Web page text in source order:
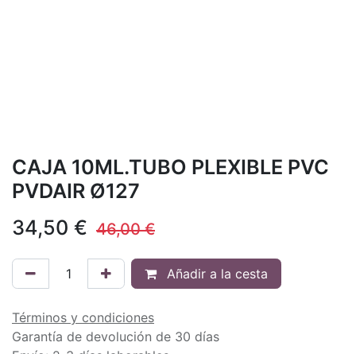
CAJA 10ML.TUBO PLEXIBLE PVC
PVDAIR Ø127
34,50 € 46,00€
Añadir a la cesta
Términos y condiciones
Garantía de devolución de 30 días